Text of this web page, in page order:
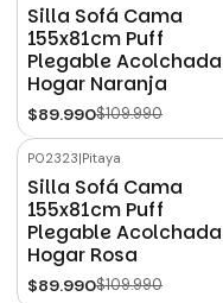
Silla Sofá Cama
155x81cm Puff
Plegable Acolchada
Hogar Naranja
$89.990$109.990
P02323|Pitaya
Silla Sofá Cama
155x81cm Puff
Plegable Acolchada
Hogar Rosa
$89.990$109.990